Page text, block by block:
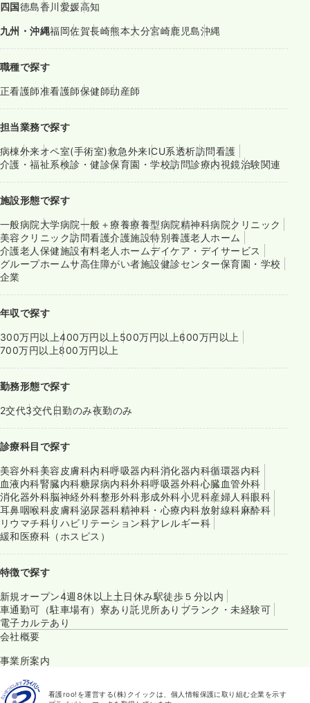
四国徳島香川愛媛高知
九州・沖縄福岡佐賀長崎熊本大分宮崎鹿児島沖縄
職種で探す
正看護師准看護師保健師助産師
担当業務で探す
病棟外来オペ室(手術室)救急外来ICU系透析訪問看護
介護・福祉系検診・健診保育園・学校訪問診療内視鏡治験関連
施設形態で探す
一般病院大学病院一般＋療養療養型病院精神科病院クリニック
美容クリニック訪問看護介護施設特別養護老人ホーム
介護老人保健施設有料老人ホームデイケア・デイサービス
グループホームサ高住障がい者施設健診センター保育園・学校
企業
年収で探す
300万円以上400万円以上 500万円以上600万円以上
700万円以上800万円以上
勤務形態で探す
2交代3交代日勤のみ夜勤のみ
診療科目で探す
美容外科美容皮膚科内科呼吸器内科消化器内科循環器内科
血液内科腎臓内科糖尿病内科外科呼吸器外科心臓血管外科
消化器外科脳神経外科整形外科形成外科小児科産婦人科眼科
耳鼻咽喉科皮膚科泌尿器科精神科・心療内科放射線科麻酔科
リウマチ科リハビリテーション科アレルギー科
緩和医療科（ホスピス）
特徴で探す
新規オープン4週8休以上 土日休み駅徒歩５分以内
車通勤可（駐車場有） 寮あり託児所あり ブランク・未経験可
電子カルテあり
会社概要
事業所案内
看護roo!を運営する(株)クイックは、個人情報保護に取り組む企業を示す